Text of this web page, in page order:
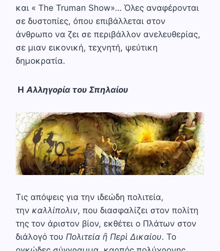
και « The Truman Show»… Όλες αναφέρονται
σε δυστοπίες, όπου επιβάλλεται στον
άνθρωπο να ζει σε περιβάλλον ανελευθερίας,
σε μιαν εικονική, τεχνητή, ψεύτικη
δημοκρατία.
Η Αλληγορία του Σπηλαίου
Τις απόψεις για την ιδεώδη πολιτεία,
την καλλίπολιν, που διασφαλίζει στον πολίτη
της τον άριστον βίον, εκθέτει ο Πλάτων στον
διάλογό του Πολιτεία ἢ Περὶ Δικαίου. Το